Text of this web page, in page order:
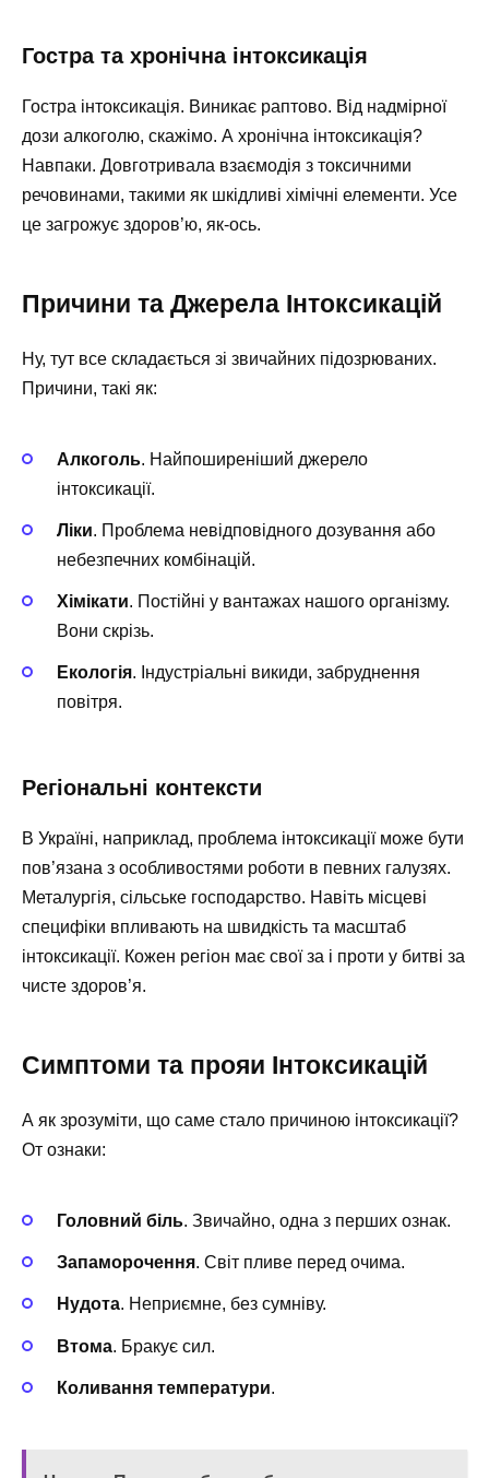
Гостра та хронічна інтоксикація
Гостра інтоксикація. Виникає раптово. Від надмірної
дози алкоголю, скажімо. А хронічна інтоксикація?
Навпаки. Довготривала взаємодія з токсичними
речовинами, такими як шкідливі хімічні елементи. Усе
це загрожує здоров’ю, як-ось.
Причини та Джерела Інтоксикацій
Ну, тут все складається зі звичайних підозрюваних.
Причини, такі як:
Алкоголь. Найпоширеніший джерело
інтоксикації.
Ліки. Проблема невідповідного дозування або
небезпечних комбінацій.
Хімікати. Постійні у вантажах нашого організму.
Вони скрізь.
Екологія. Індустріальні викиди, забруднення
повітря.
Регіональні контексти
В Україні, наприклад, проблема інтоксикації може бути
пов’язана з особливостями роботи в певних галузях.
Металургія, сільське господарство. Навіть місцеві
специфіки впливають на швидкість та масштаб
інтоксикації. Кожен регіон має свої за і проти у битві за
чисте здоров’я.
Симптоми та прояи Інтоксикацій
А як зрозуміти, що саме стало причиною інтоксикації?
От ознаки:
Головний біль. Звичайно, одна з перших ознак.
Запаморочення. Світ пливе перед очима.
Нудота. Неприємне, без сумніву.
Втома. Бракує сил.
Коливання температури.